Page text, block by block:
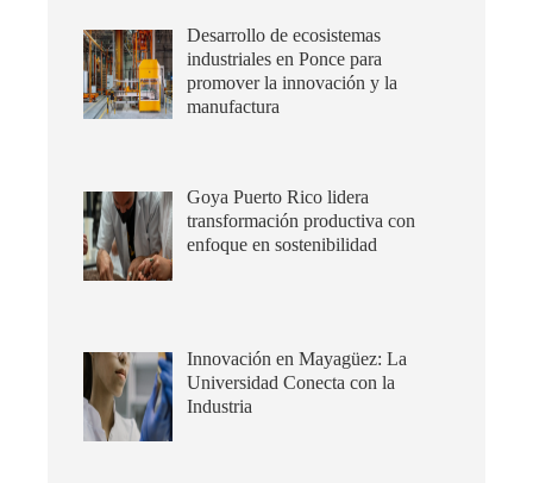
Desarrollo de ecosistemas
industriales en Ponce para
promover la innovación y la
manufactura
Goya Puerto Rico lidera
transformación productiva con
enfoque en sostenibilidad
Innovación en Mayagüez: La
Universidad Conecta con la
Industria